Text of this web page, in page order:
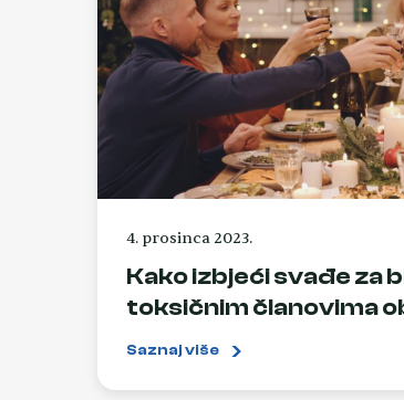
4. prosinca 2023.
Kako izbjeći svađe za
toksičnim članovima
Saznaj više